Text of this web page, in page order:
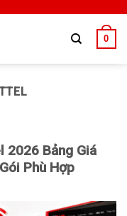
0
2026 Bảng Giá
Phù Hợp